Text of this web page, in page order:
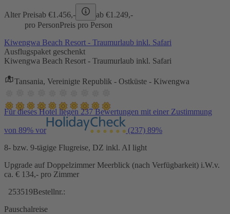
Alter Preisab €1.456,- ab €1.249,-
pro PersonPreis pro Person
Kiwengwa Beach Resort - Traumurlaub inkl. Safari
Ausflugspaket geschenkt
Kiwengwa Beach Resort - Traumurlaub inkl. Safari
Tansania, Vereinigte Republik - Ostküste - Kiwengwa
Für dieses Hotel liegen 237 Bewertungen mit einer Zustimmung
von 89% vor (237) 89%
8- bzw. 9-tägige Flugreise, DZ inkl. AI light
Upgrade auf Doppelzimmer Meerblick (nach Verfügbarkeit) i.W.v.
ca. € 134,- pro Zimmer
253519Bestellnr.:
Pauschalreise